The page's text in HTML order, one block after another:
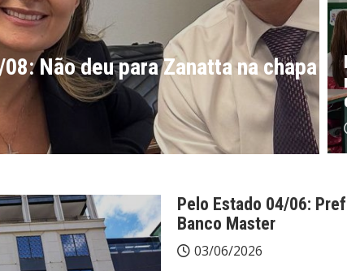
Zanatta na chapa com Flávio
Pelo Estado 04/06:
Banco Master
03/06/2026